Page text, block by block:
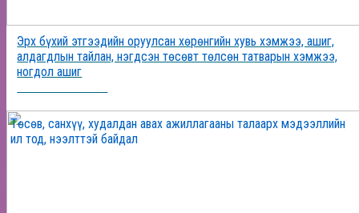
Эрх бүхий этгээдийн оруулсан хөрөнгийн хувь хэмжээ, ашиг,
алдагдлын тайлан, нэгдсэн төсөвт төлсөн татварын хэмжээ,
ногдол ашиг
Төсөв, санхүү, худалдан авах ажиллагааны талаарх мэдээллийн
ил тод, нээлттэй байдал